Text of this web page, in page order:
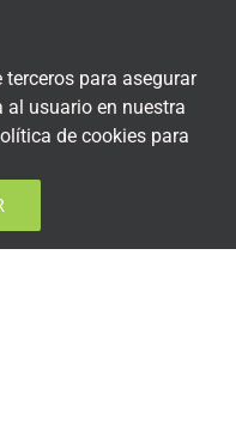
para asegurar
al usuario en nuestra
de cookies para